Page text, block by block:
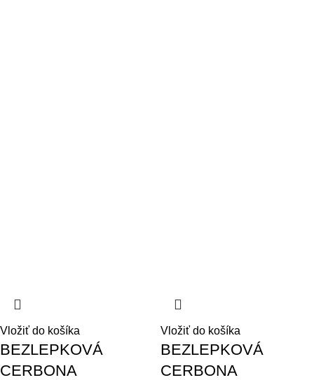
Vložiť do košíka
BEZLEPKOVÁ
CERBONA
Vložiť do košíka
BEZLEPKOVÁ
CERBONA